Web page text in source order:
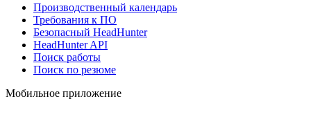
Производственный календарь
Требования к ПО
Безопасный HeadHunter
HeadHunter API
Поиск работы
Поиск по резюме
Мобильное приложение